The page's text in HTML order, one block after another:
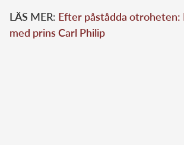
LÄS MER: Efter påstådda otroheten:
med prins Carl Philip